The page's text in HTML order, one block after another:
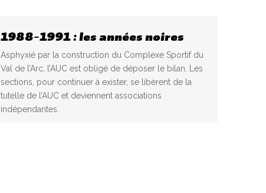
1988-1991 : les années noires
Asphyxié par la construction du Complexe Sportif du
Val de l’Arc, l’AUC est obligé de déposer le bilan. Les
sections, pour continuer à exister, se libèrent de la
tutelle de l’AUC et deviennent associations
indépendantes.